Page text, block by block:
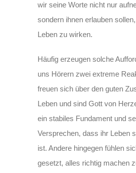
wir seine Worte nicht nur
sondern ihnen erlauben
Leben zu wirken.
Häufig erzeugen solche
uns Hörern zwei extreme
freuen sich über den guten
Leben und sind Gott von
ein stabiles Fundament und
Versprechen, dass ihr Leben
ist. Andere hingegen fühlen
gesetzt, alles richtig machen